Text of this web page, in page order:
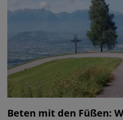
Beten mit den Füßen: